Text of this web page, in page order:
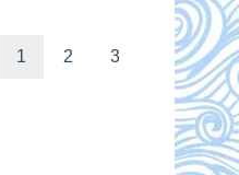
1 2 3